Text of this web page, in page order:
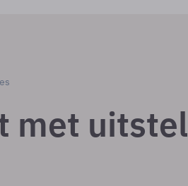
met uitstel